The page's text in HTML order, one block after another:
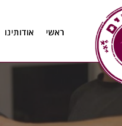
ראשי אודותינו